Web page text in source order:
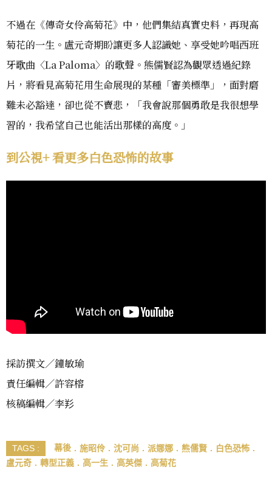
不過在《傳奇女伶高菊花》中，他們集結真實史料，再現高
菊花的一生。盧元奇期盼讓更多人認識她、享受她吟唱西班
牙歌曲〈La Paloma〉的歌聲。熊儒賢認為觀眾透過紀錄
片，將看見高菊花用生命展現的某種「審美標準」，面對磨
難未必豁達，卻也從不賣悲，「我會說那個勇敢是我很想學
習的，我希望自己也能活出那樣的高度。」
到公視+ 看更多白色恐怖的故事
採訪撰文／鐘敏瑜
責任編輯／許容榕
核稿編輯／李羏
TAGS : 幕後 施昭伶 沈可尚 派娜娜 熊儒賢
白色恐怖
盧元奇
轉型正義 高一生 高英傑 高菊花